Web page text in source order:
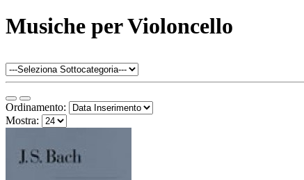
Musiche per Violoncello
Ordinamento:
Mostra: